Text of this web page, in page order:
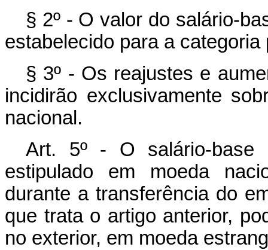
§ 2º - O valor do salário-
estabelecido para a
§ 3º - Os reajustes e
incidirão exclusivamente
nacional.
Art. 5º - O salário-base
estipulado em moeda
durante a transferência do
que trata o artigo anterior,
no exterior, em moeda